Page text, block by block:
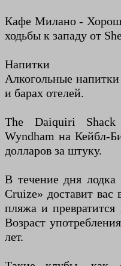
Кафе Милано -
ходьбы к западу от
Напитки
Алкогольные
и барах отелей.
The Daiquiri
Wyndham на Кейбл-
долларов за штуку.
В течение дня лодка
Cruize» доставит
пляжа и превратится
Возраст
лет.